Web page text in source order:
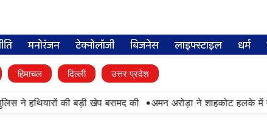
मनोरंजन टेक्नोलॉजी बिजनेस लाइफ्स्टाइल धर्म
हिमाचल दिल्ली उत्तर प्रदेश
हथियारों की बड़ी खेप बरामद की •अमन अरोड़ा ने शाहकोट हलके में